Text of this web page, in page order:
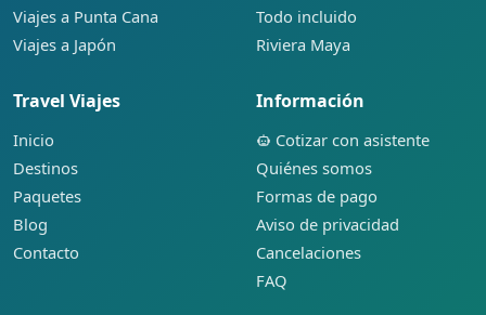
Viajes a Punta Cana
Viajes a Japón
Todo incluido
Riviera Maya
Travel Viajes
Inicio
Destinos
Paquetes
Blog
Contacto
Información
Cotizar con asistente
Quiénes somos
Formas de pago
Aviso de privacidad
Cancelaciones
FAQ